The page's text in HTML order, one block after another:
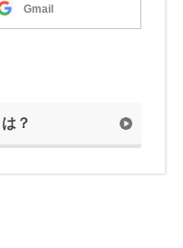
Gmail
？